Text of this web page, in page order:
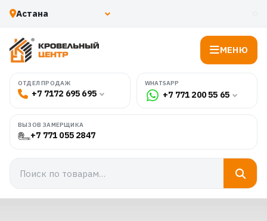
МЕНЮ
ОТДЕЛ ПРОДАЖ
+7 7172 695 695
WHATSAPP
+7 771 200 55 65
ВЫЗОВ ЗАМЕРЩИКА
+7 771 055 2847